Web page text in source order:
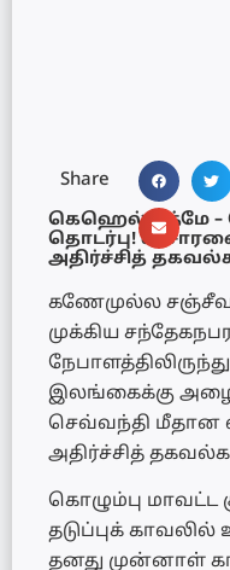
Share
கெஹெல் பத்மே –
தொடர்பு!
அதிர்ச்சித்
கணேமுல்ல
முக்கிய
இலங்கைக்கு
செவ்வந்தி மீதான
அதிர்ச்சித்
கொழும்பு மாவட்ட
தடுப்புக்
தனது முன்னாள்